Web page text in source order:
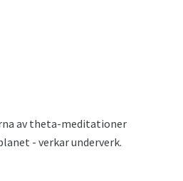
av theta-meditationer
- verkar underverk.